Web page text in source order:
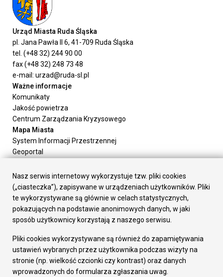
Urząd Miasta Ruda Śląska
pl. Jana Pawła II 6, 41-709 Ruda Śląska
tel. (+48 32) 244 90 00
fax (+48 32) 248 73 48
e-mail: urzad@ruda-sl.pl
Ważne informacje
Komunikaty
Jakość powietrza
Centrum Zarządzania Kryzysowego
Mapa Miasta
System Informacji Przestrzennej
Geoportal
Załatw sprawę
Prezydent Miasta
Rada Miasta
Wydziały
Elektroniczna Skrzynka Podawcza
Gospodarka
Fundusze europejskie
Środki krajowe
Oferty inwestycyjne
Nasz serwis internetowy wykorzystuje tzw. pliki cookies
(„ciasteczka”), zapisywane w urządzeniach użytkowników. Pliki
te wykorzystywane są głównie w celach statystycznych,
pokazujących na podstawie anonimowych danych, w jaki
sposób użytkownicy korzystają z naszego serwisu.
Pliki cookies wykorzystywane są również do zapamiętywania
ustawień wybranych przez użytkownika podczas wizyty na
stronie (np. wielkość czcionki czy kontrast) oraz danych
wprowadzonych do formularza zgłaszania uwag.